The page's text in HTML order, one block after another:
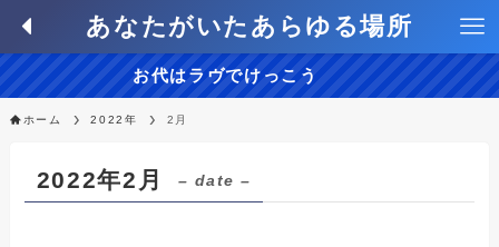
あなたがいたあらゆる場所
お代はラヴでけっこう
ホーム 2022年 2月
2022年2月 – date –